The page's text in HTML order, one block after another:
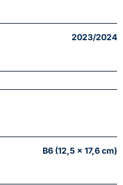
2023/2024
B6 (12,5 x 17,6 cm)